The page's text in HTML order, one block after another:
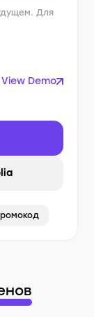
Для
View Demo